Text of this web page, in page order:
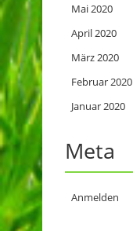
Mai 2020
April 2020
März 2020
Februar 2020
Januar 2020
Meta
Anmelden